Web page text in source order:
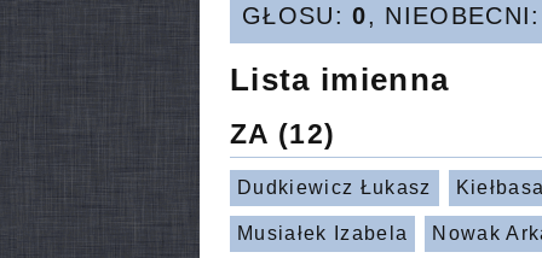
GŁOSU:0,
Lista imienna
ZA (12)
Dudkiewicz Łukasz
Musiałek Izabela Nowak